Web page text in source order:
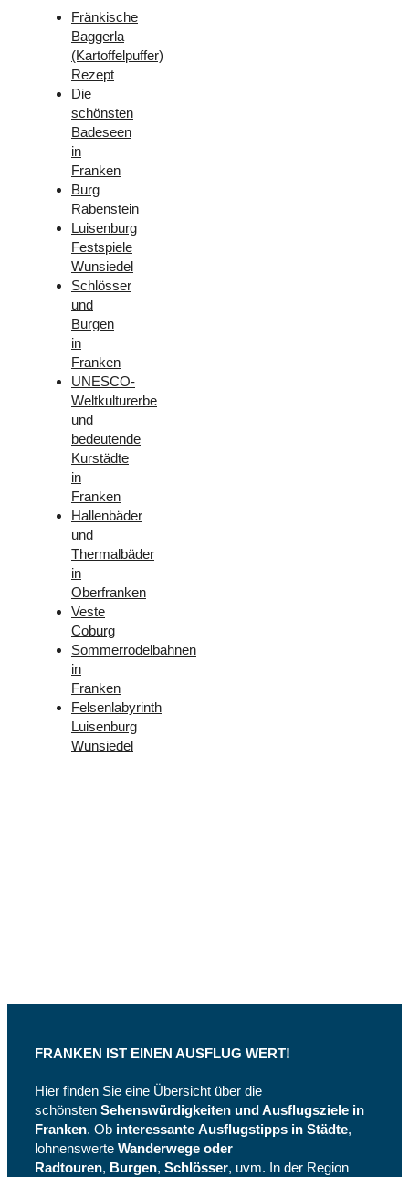
Fränkische
Baggerla
(Kartoffelpuffer)
Rezept
Die
schönsten
Badeseen
in
Franken
Burg
Rabenstein
Luisenburg
Festspiele
Wunsiedel
Schlösser
und
Burgen
in
Franken
UNESCO-
Weltkulturerbe
und
bedeutende
Kurstädte
in
Franken
Hallenbäder
und
Thermalbäder
in
Oberfranken
Veste
Coburg
Sommerrodelbahnen
in
Franken
Felsenlabyrinth
Luisenburg
Wunsiedel
FRANKEN IST EINEN AUSFLUG WERT!
Hier finden Sie eine Übersicht über die
schönsten Sehenswürdigkeiten und Ausflugsziele in
Franken. Ob interessante Ausflugstipps in Städte,
lohnenswerte Wanderwege oder
Radtouren, Burgen, Schlösser, uvm. In der Region